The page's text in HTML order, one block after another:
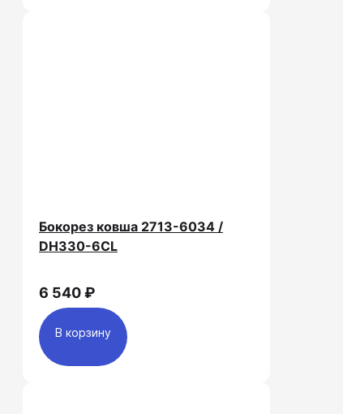
Бокорез ковша 2713-6034 /
DH330-6CL
6 540 ₽
В корзину